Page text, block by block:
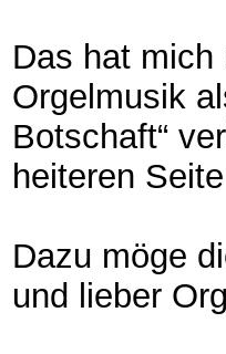
Das hat
Orgelmusik
Botschaft“
heiteren
Dazu möge
und lieber